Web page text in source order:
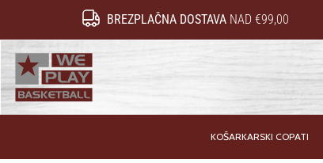
BREZPLAČNA DOSTAVA NAD €99,00
KOŠARKARSKI COPATI